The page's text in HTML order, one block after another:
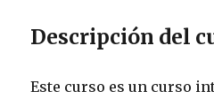
Descripción del
Este curso es un curso